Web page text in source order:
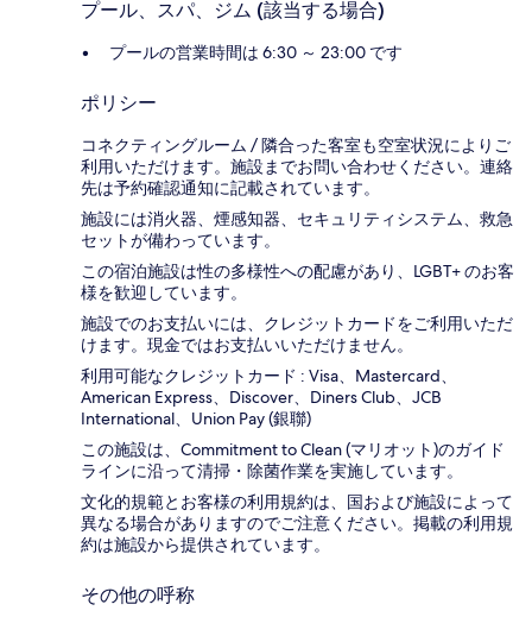
プール、スパ、ジム (該当する場合)
プールの営業時間は 6:30 ～ 23:00 です
ポリシー
コネクティングルーム / 隣合った客室も空室状況によりご
利用いただけます。施設までお問い合わせください。連絡
先は予約確認通知に記載されています。
施設には消火器、煙感知器、セキュリティシステム、救急
セットが備わっています。
この宿泊施設は性の多様性への配慮があり、LGBT+ のお客
様を歓迎しています。
施設でのお支払いには、クレジットカードをご利用いただ
けます。現金ではお支払いいただけません。
利用可能なクレジットカード : Visa、Mastercard、
American Express、Discover、Diners Club、JCB
International、Union Pay (銀聯)
この施設は、Commitment to Clean (マリオット)のガイド
ラインに沿って清掃・除菌作業を実施しています。
文化的規範とお客様の利用規約は、国および施設によって
異なる場合がありますのでご注意ください。掲載の利用規
約は施設から提供されています。
その他の呼称